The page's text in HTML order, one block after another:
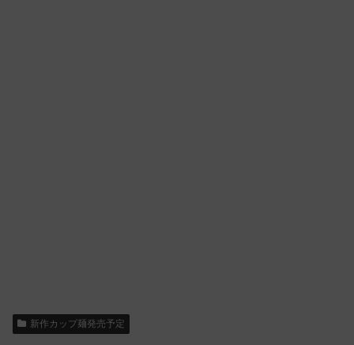
新作カップ麺発売予定